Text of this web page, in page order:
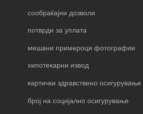
сообраќајни дозволи
потврди за уплата
мешани примероци фотографии
хипотекарни извод
картички здравствено осигурување
број на социјално осигурување